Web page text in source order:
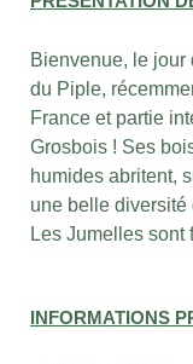
Bienvenue, le jour
du Piple,
France et partie
Grosbois ! Ses
humides abritent,
une belle diversité
Les Jumelles sont
INFORMATIONS